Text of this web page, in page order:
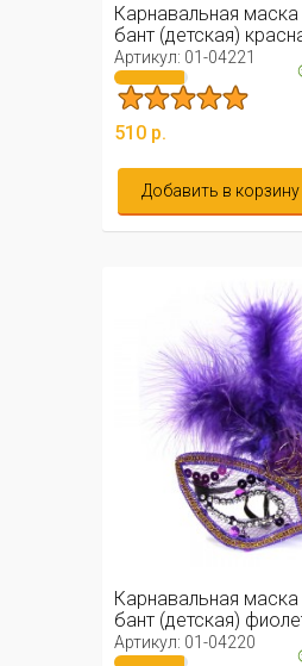
Карнавальная маска
бант (детская)
Артикул: 01-04221
510 р.
Добавить в корзину
Карнавальная маска
бант (детская)
Артикул: 01-04220